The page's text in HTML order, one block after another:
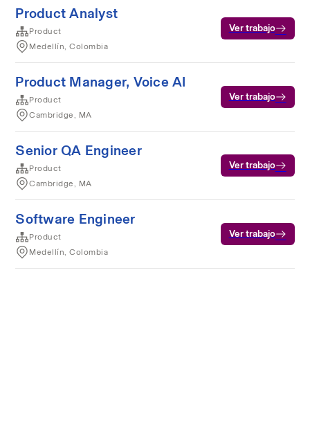
Product Analyst
Product
Medellín, Colombia
Ver trabajo
Product Manager, Voice AI
Product
Cambridge, MA
Ver trabajo
Senior QA Engineer
Product
Cambridge, MA
Ver trabajo
Software Engineer
Product
Medellín, Colombia
Ver trabajo